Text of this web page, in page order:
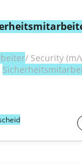
/ Security